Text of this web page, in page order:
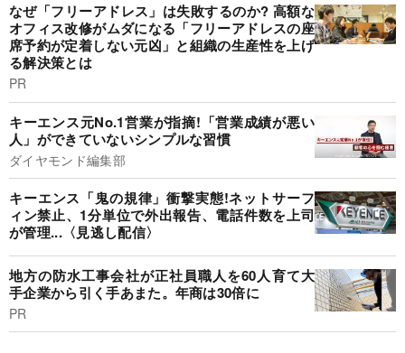
なぜ「フリーアドレス」は失敗するのか? 高額な
オフィス改修がムダになる「フリーアドレスの座
席予約が定着しない元凶」と組織の生産性を上げ
る解決策とは
PR
キーエンス元No.1営業が指摘!「営業成績が悪い
人」ができていないシンプルな習慣
ダイヤモンド編集部
キーエンス「鬼の規律」衝撃実態!ネットサーフ
ィン禁止、1分単位で外出報告、電話件数を上司
が管理...〈見逃し配信〉
地方の防水工事会社が正社員職人を60人育て大
手企業から引く手あまた。年商は30倍に
PR